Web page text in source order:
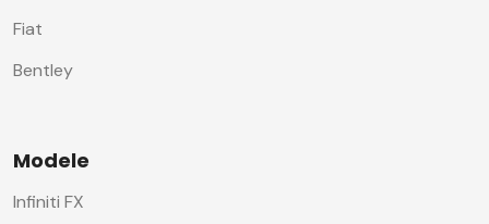
Fiat
Bentley
Modele
Infiniti FX